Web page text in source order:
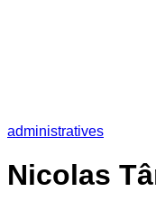
administratives
Nicolas